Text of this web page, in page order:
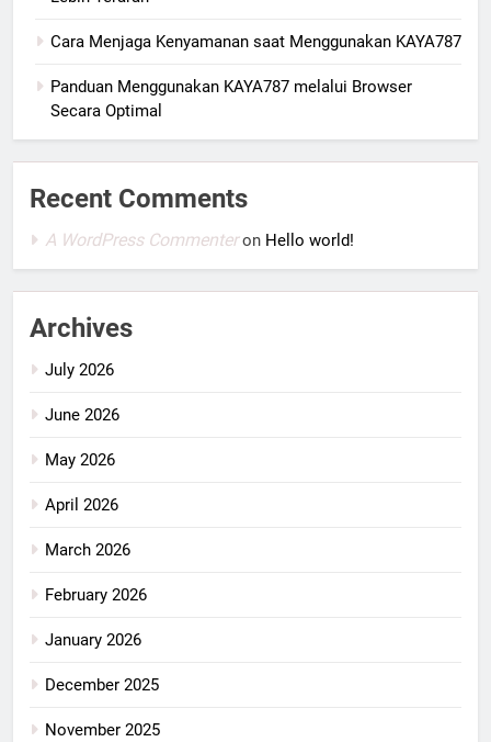
Cara Menjaga Kenyamanan saat Menggunakan KAYA787
Panduan Menggunakan KAYA787 melalui Browser
Secara Optimal
Recent Comments
A WordPress Commenteron Hello world!
Archives
July 2026
June 2026
May 2026
April 2026
March 2026
February 2026
January 2026
December 2025
November 2025